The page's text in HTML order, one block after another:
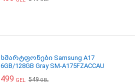
სმარტფონები Samsung A17
6GB/128GB Gray SM-A175FZACCAU
499 GEL 549GEL